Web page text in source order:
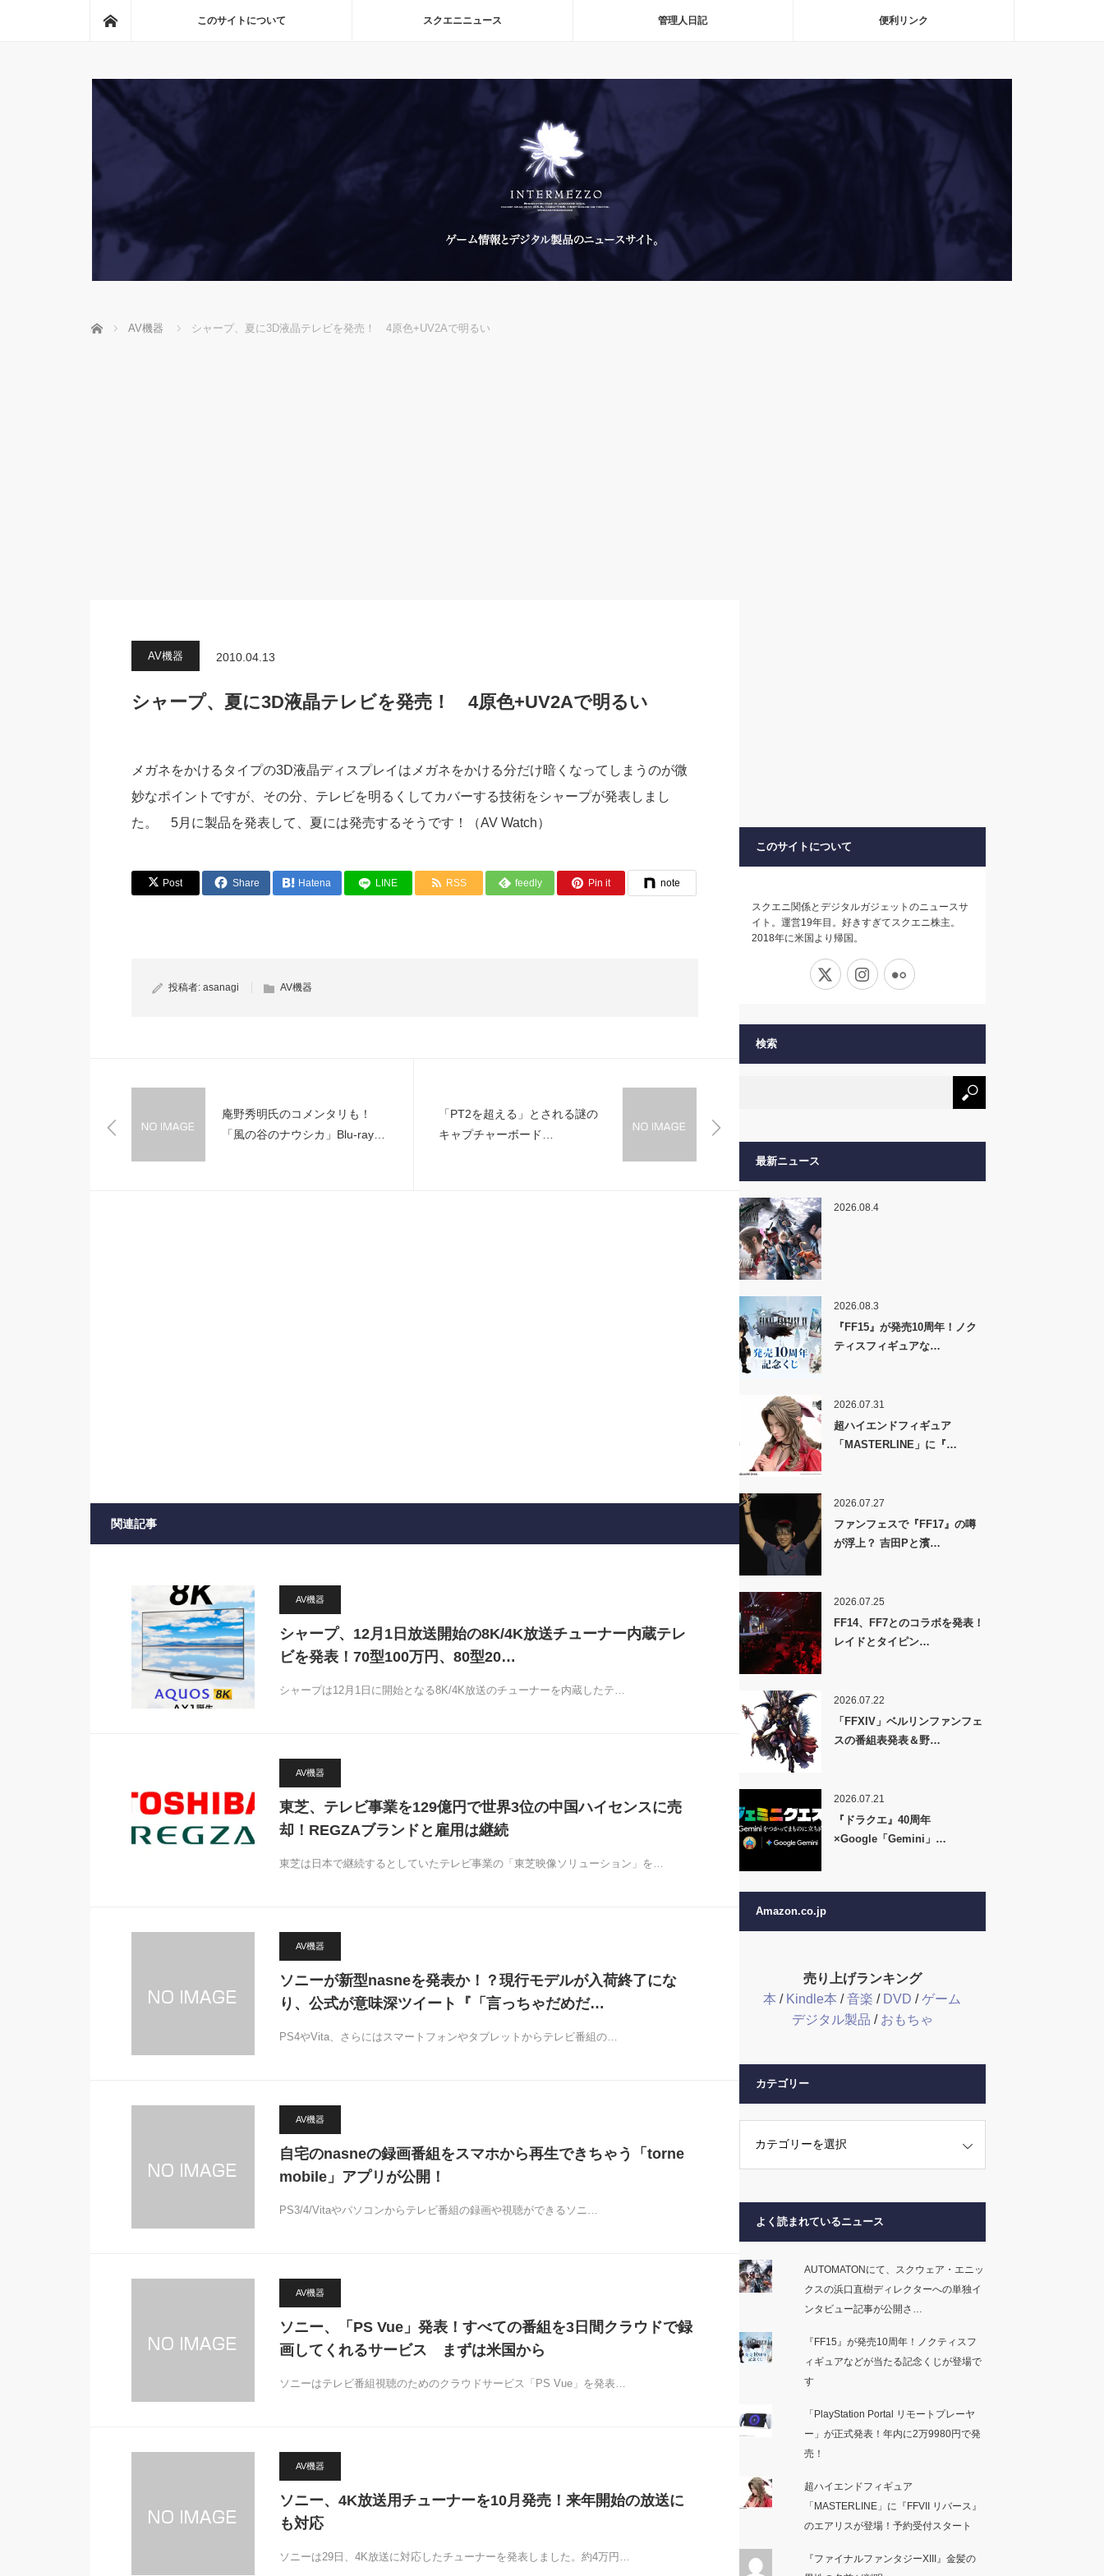
このサイトについて スクエニニュース 管理人日記 便利リンク
ホーム AV機器 シャープ、夏に3D液晶テレビを発売！ 4原色+UV2Aで明るい
AV機器 2010.04.13
シャープ、夏に3D液晶テレビを発売！ 4原色+UV2Aで明るい
メガネをかけるタイプの3D液晶ディスプレイはメガネをかける分だけ暗くなってしまうのが微
妙なポイントですが、その分、テレビを明るくしてカバーする技術をシャープが発表しまし
た。 5月に製品を発表して、夏には発売するそうです！（AV Watch）
Post Share Hatena LINE RSS feedly Pin it note
投稿者: asanagi AV機器
庵野秀明氏のコメンタリも！
「風の谷のナウシカ」Blu-ray版
「PT2を超える」とされる謎の
キャプチャーボード
関連記事
AV機器
シャープ、12月1日放送開始の8K/4K放送チューナー内蔵テレ
ビを発表！70型100万円、80型20…
シャープは12月1日に開始となる8K/4K放送のチューナーを内蔵したテ…
AV機器
東芝、テレビ事業を129億円で世界3位の中国ハイセンスに売
却！REGZAブランドと雇用は継続
東芝は日本で継続するとしていたテレビ事業の「東芝映像ソリューション」を…
AV機器
ソニーが新型nasneを発表か！？現行モデルが入荷終了にな
り、公式が意味深ツイート『「言っちゃだめだ…
PS4やVita、さらにはスマートフォンやタブレットからテレビ番組の…
AV機器
自宅のnasneの録画番組をスマホから再生できちゃう「torne
mobile」アプリが公開！
PS3/4/Vitaやパソコンからテレビ番組の録画や視聴ができるソニ…
AV機器
ソニー、「PS Vue」発表！すべての番組を3日間クラウドで録
画してくれるサービス まずは米国から
ソニーはテレビ番組視聴のためのクラウドサービス「PS Vue」を発表…
AV機器
ソニー、4K放送用チューナーを10月発売！来年開始の放送に
も対応
ソニーは29日、4K放送に対応したチューナーを発表しました。約4万円…
このサイトについて
スクエニ関係とデジタルガジェットのニュースサ
イト。運営19年目。好きすぎてスクエニ株主。
2018年に米国より帰国。
Instagram
検索
最新ニュース
2026.08.4
2026.08.3
『FF15』が発売10周年！ノク
ティスフィギュアな…
2026.07.31
超ハイエンドフィギュア
「MASTERLINE」に『…
2026.07.27
ファンフェスで『FF17』の噂
が浮上？ 吉田Pと濱…
2026.07.25
FF14、FF7とのコラボを発表！
レイドとタイピン…
2026.07.22
「FFXIV」ベルリンファンフェ
スの番組表発表＆野…
2026.07.21
『ドラクエ』40周年
×Google「Gemini」…
Amazon.co.jp
売り上げランキング
本 / Kindle本 /音楽 / DVD /ゲーム
デジタル製品 / おもちゃ
カテゴリー
よく読まれているニュース
AUTOMATONにて、スクウェア・エニッ
クスの浜口直樹ディレクターへの単独イ
ンタビュー記事が公開さ…
『FF15』が発売10周年！ノクティスフ
ィギュアなどが当たる記念くじが登場で
す
「PlayStation Portal リモートプレーヤ
ー」が正式発表！年内に2万9980円で発
売！
超ハイエンドフィギュア
「MASTERLINE」に『FFVII リバース』
のエアリスが登場！予約受付スタート
『ファイナルファンタジーXIII』金髪の